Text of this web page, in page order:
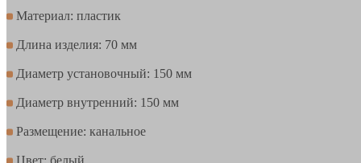
Материал: пластик
Длина изделия: 70 мм
Диаметр установочный: 150 мм
Диаметр внутренний: 150 мм
Размещение: канальное
Цвет: белый